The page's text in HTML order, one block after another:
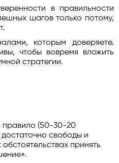
в правильности
шагов только потому,
которым доверяете.
чтобы вовремя вложить
стратегии.
правило (50-30-20
свободы и
принять